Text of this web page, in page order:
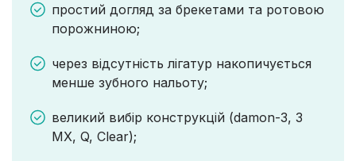
простий догляд за брекетами та ротовою
порожниною;
через відсутність лігатур накопичується
менше зубного нальоту;
великий вибір конструкцій (damon-3, 3
MX, Q, Clear);